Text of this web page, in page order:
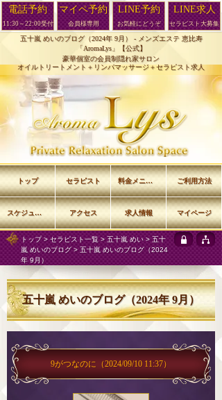
五十嵐 めいのブログ（2024年 9月） - メンズエステ 恵比寿
「AromaLys」【公式】
豪華個室の会員制隠れ家サロン
オイルトリートメント＋リンパマッサージ＋セラピスト求人
トップ> セラピスト一覧 >五十嵐 めい > 五十
嵐 めいのブログ> 五十嵐 めいのブログ（2024
年 9月）
五十嵐 めいのブログ（2024年 9月）
9がつなのに （2024/09/10 11:37）
トップ セラピスト 料金メニュー ご利用方法
スケジュール アクセス 求人情報 マイページ
電話予約
11:30～22:00受付
マイペ予約
会員様専用
LINE予約
お気軽にどうぞ
LINE求人
セラピスト大募集